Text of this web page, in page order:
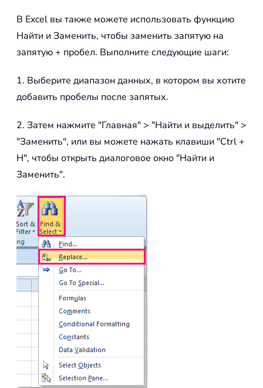
В Excel вы также можете использовать функцию
Найти и Заменить, чтобы заменить запятую на
запятую + пробел. Выполните следующие шаги:
1. Выберите диапазон данных, в котором вы хотите
добавить пробелы после запятых.
2. Затем нажмите "Главная" > "Найти и выделить" >
"Заменить", или вы можете нажать клавиши "Ctrl +
H", чтобы открыть диалоговое окно "Найти и
Заменить".